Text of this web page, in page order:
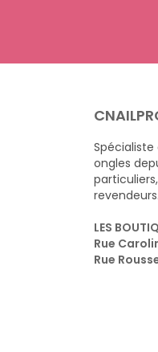
ongles
revendeurs.
LES
Rue
Rue